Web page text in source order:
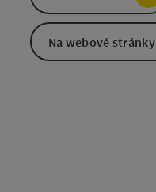
Na webové stránky